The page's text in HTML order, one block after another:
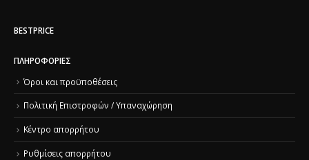
BESTPRICE
ΠΛΗΡΟΦΟΡΊΕΣ
Όροι και προϋποθέσεις
Πολιτική Επιστροφών / Υπαναχώρηση
Κέντρο απορρήτου
Ρυθμίσεις απορρήτου